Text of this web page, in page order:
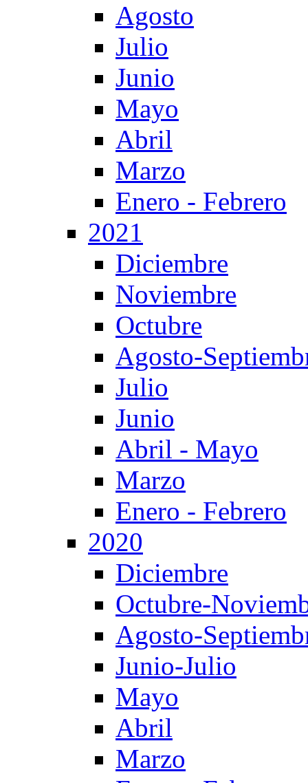
Agosto
Julio
Junio
Mayo
Abril
Marzo
Enero - Febrero
2021
Diciembre
Noviembre
Octubre
Agosto-
Julio
Junio
Abril - Mayo
Marzo
Enero - Febrero
2020
Diciembre
Octubre-
Agosto-
Junio-Julio
Mayo
Abril
Marzo